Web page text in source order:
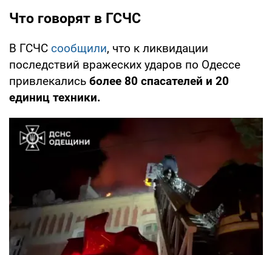
Что говорят в ГСЧС
В ГСЧС сообщили, что к ликвидации
последствий вражеских ударов по Одессе
привлекались более 80 спасателей и 20
единиц техники.